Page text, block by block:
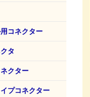
第一精工）
ター
電機
作所
電機
イ
クトリック
コネクター
タ
クター
一精工）
プコネクター